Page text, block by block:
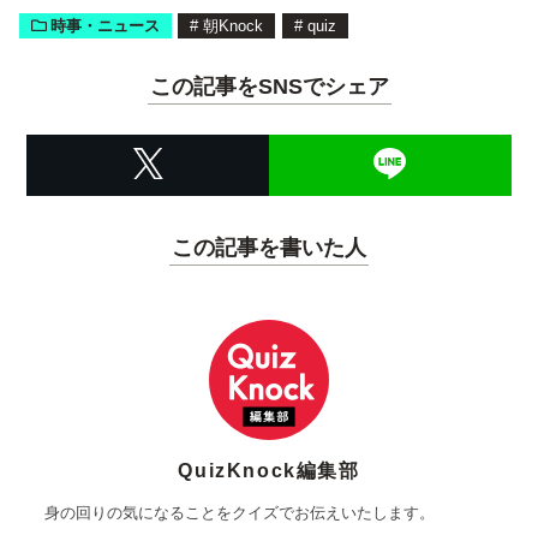
時事・ニュース # 朝Knock # quiz
この記事をSNSでシェア
この記事を書いた人
QuizKnock編集部
身の回りの気になることをクイズでお伝えいたします。